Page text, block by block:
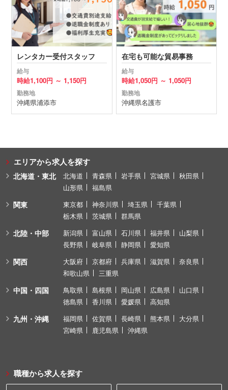
レンタカー受付スタッフ
給与
時給1,100円 ～ 1,150円
勤務地
沖縄県浦添市
在宅も可能な貿易事務
給与
時給1,050円 ～ 1,050円
勤務地
沖縄県名護市
エリアから求人を探す
北海道・東北 北海道 青森県 岩手県 宮城県
秋田県
山形県
福島県
関東 東京都 神奈川県 埼玉県
千葉県
栃木県
茨城県 群馬県
北陸・中部 新潟県 富山県 石川県 福井県
山梨県
長野県
岐阜県 静岡県 愛知県
関西 大阪府 京都府 兵庫県 滋賀県
奈良県
和歌山県
三重県
中国・四国 鳥取県 島根県 岡山県 広島県
山口県
徳島県
香川県 愛媛県 高知県
九州・沖縄 福岡県 佐賀県 長崎県 熊本県
大分県
宮崎県
鹿児島県 沖縄県
職種から求人を探す